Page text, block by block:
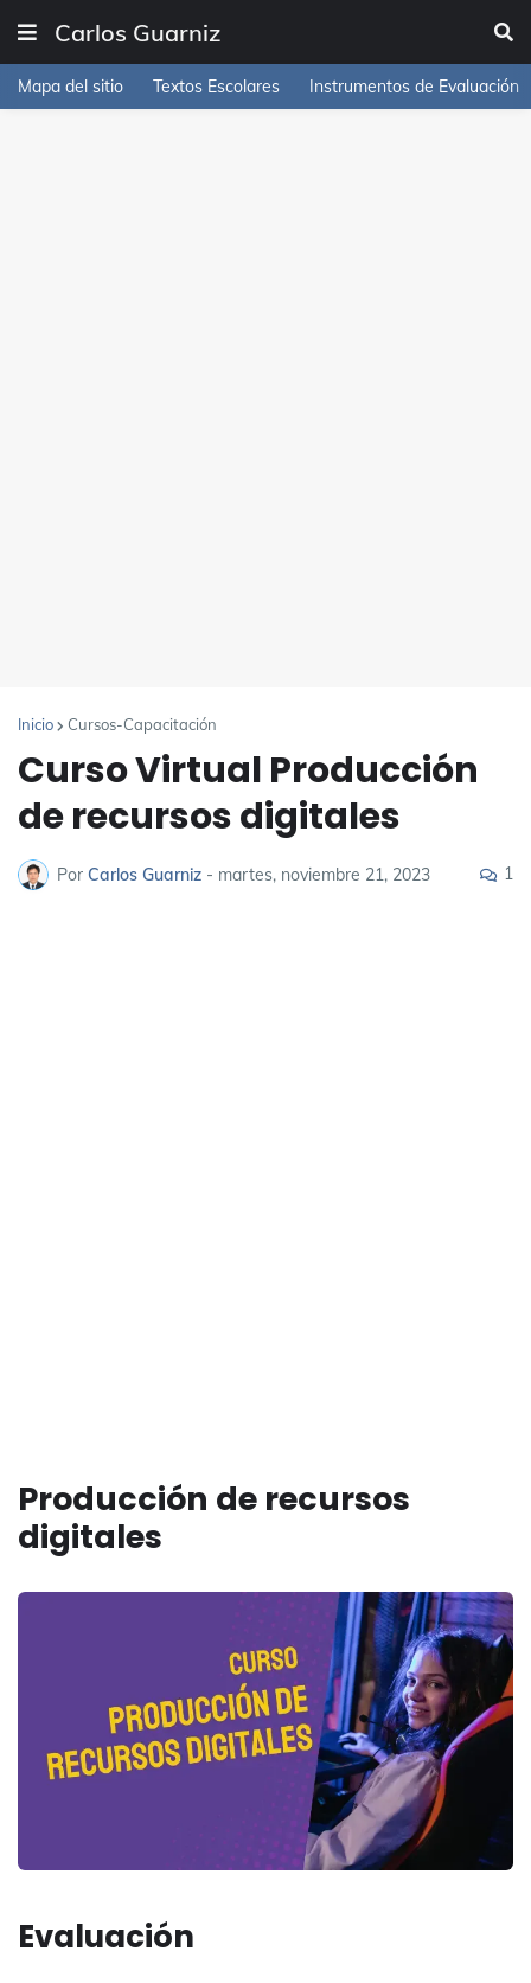
Carlos Guarniz
Mapa del sitio Textos Escolares Instrumentos de Evaluación
Inicio Cursos-Capacitación
Curso Virtual Producción
de recursos digitales
Por Carlos Guarniz - martes, noviembre 21, 2023 1
Producción de recursos
digitales
Evaluación